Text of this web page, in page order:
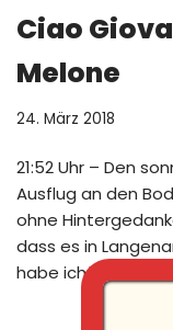
Ciao
Melone
24. März 2018
21:52 Uhr – Den
Ausflug an den
ohne
dass es in
habe ich dann…